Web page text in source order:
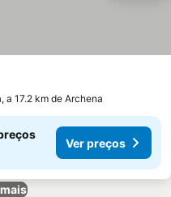
a 17.2 km de Archena
Ver preços